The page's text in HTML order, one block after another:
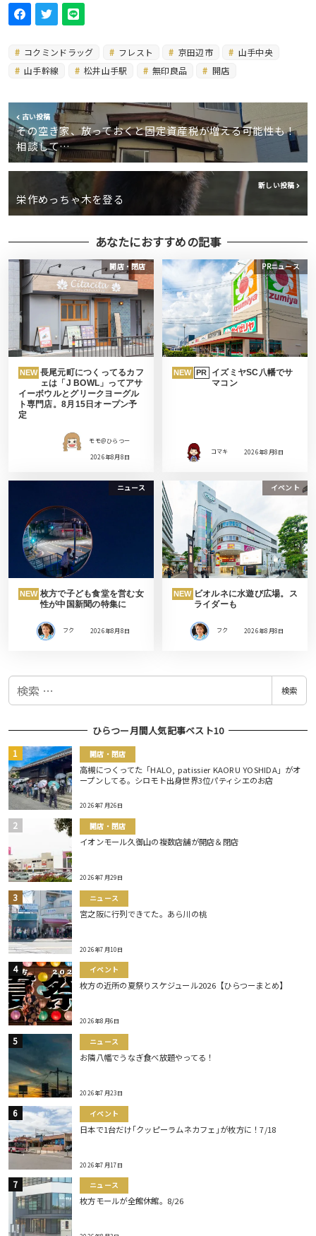
コクミンドラッグ フレスト 京田辺市
山手中央
山手幹線
松井山手駅 無印良品 開店
古い投稿
その空き家、放っておくと固定資産税が増える可能性も！
相談して…
新しい投稿
栄作めっちゃ木を登る
あなたにおすすめの記事
開店・閉店
NEW 長尾元町につくってるカフ
ェは「J BOWL」ってアサ
イーボウルとグリークヨーグル
ト専門店。8月15日オープン予
定
モモ＠ひらつー
2026年8月8日
PRニュース
NEW PR
イズミヤSC八幡でサ
マコン
コマキ 2026年8月8日
ニュース
NEW 枚方で子ども食堂を営む女
性が中国新聞の特集に
フク 2026年8月8日
イベント
NEW ビオルネに水遊び広場。ス
ライダーも
フク 2026年8月8日
検
検索
ひらつー月間人気記事ベスト10
開店・閉店
高槻につくってた「HALO, patissier KAORU YOSHIDA」がオ
ープンしてる。シロモト出身世界3位パティシエのお店
2026年7月26日
開店・閉店
イオンモール久御山の複数店舗が開店＆閉店
2026年7月29日
ニュース
宮之阪に行列できてた。あら川の桃
2026年7月10日
イベント
枚方の近所の夏祭りスケジュール2026【ひらつーまとめ】
2026年8月6日
ニュース
お隣八幡でうなぎ食べ放題やってる！
2026年7月23日
イベント
日本で1台だけ｢クッピーラムネカフェ｣が枚方に！7/18
2026年7月17日
ニュース
枚方モールが全館休館。8/26